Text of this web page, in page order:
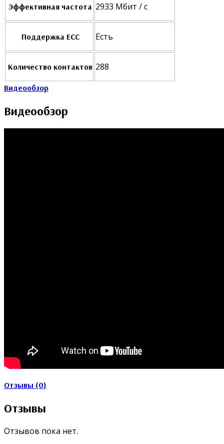
Эффективная частота 2933 Мбит / с
Поддержка ECC Есть
Количество контактов 288
Видеообзор
Видеообзор
Отзывы (0)
Отзывы
Отзывов пока нет.